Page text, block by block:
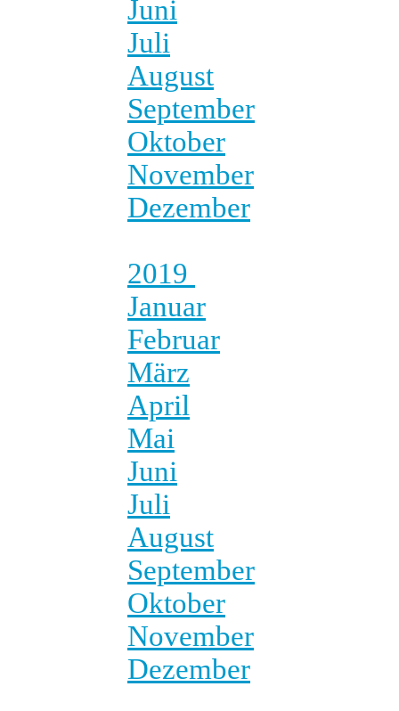
Juni
Juli
August
September
Oktober
November
Dezember
2019
Januar
Februar
März
April
Mai
Juni
Juli
August
September
Oktober
November
Dezember